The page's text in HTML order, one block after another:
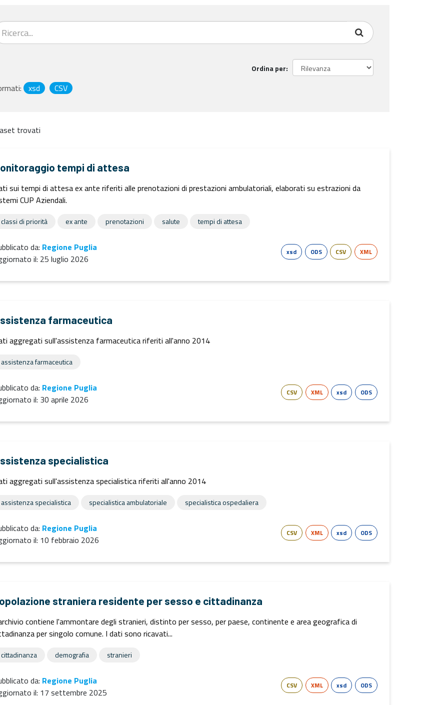
Ordina per
xsd CSV
trovati
tempi di attesa
sui tempi di attesa ex ante riferiti alle prenotazioni di prestazioni ambulatoriali, elaborati su estrazioni da
CUP Aziendali.
classi di priorità ex ante prenotazioni salute tempi di attesa
da: Regione Puglia
il: 25 luglio 2026
xsd ODS CSV XML
farmaceutica
aggregati sull'assistenza farmaceutica riferiti all'anno 2014
assistenza farmaceutica
da: Regione Puglia
il: 30 aprile 2026
CSV XML xsd ODS
specialistica
aggregati sull'assistenza specialistica riferiti all'anno 2014
assistenza specialistica specialistica ambulatoriale specialistica ospedaliera
da: Regione Puglia
il: 10 febbraio 2026
CSV XML xsd ODS
straniera residente per sesso e cittadinanza
contiene l'ammontare degli stranieri, distinto per sesso, per paese, continente e area geografica di
per singolo comune. I dati sono ricavati...
cittadinanza demografia stranieri
da: Regione Puglia
il: 17 settembre 2025
CSV XML xsd ODS